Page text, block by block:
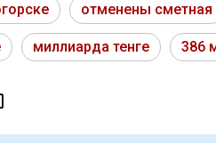
отменены сметная
миллиарда тенге 386